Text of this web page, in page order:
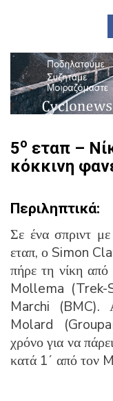
5ο εταπ –
κόκκινη
Περιληπτικά:
Σε ένα σπριντ
εταπ, ο Simon
πήρε τη νίκη
Mollema (Trek-
Marchi (BMC).
Molard
χρόνο για να
κατά 1΄ από τον